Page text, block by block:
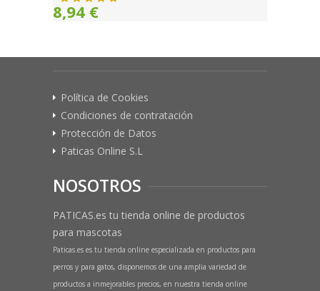
8,94 €
Política de Cookies
Condiciones de contratación
Protección de Datos
Paticas Online S.L
NOSOTROS
PATICAS.es tu tienda online de productos
para mascotas
Paticas.es es tu tienda online especializada en productos para
perros y para gatos, disponemos de una amplia variedad de
productos a inmejorables precios, en nuestra tienda online